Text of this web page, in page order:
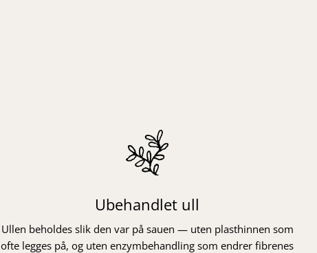
Ubehandlet ull
Ullen beholdes slik den var på sauen — uten plasthinnen som
ofte legges på, og uten enzymbehandling som endrer fibrenes